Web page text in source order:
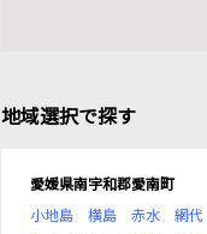
地域選択で探す
愛媛県南宇和郡愛南町
小地島
横島 赤水 網代